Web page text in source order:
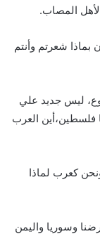
المصاب.
شعرتم وأنتم
ليس جديد علي
فلسطين،أين العرب
كعرب لماذا
وسوريا واليمن